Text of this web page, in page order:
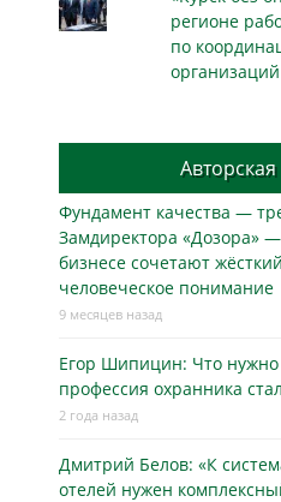
регионе
по
организаций
Фундамент качества —
Замдиректора «Дозора»
бизнесe сочетают
человеческое понимание
9 месяцев назад
Егор Шипицин: Что
профессия охранника
2 года назад
Дмитрий Белов: «К
отелей нужен